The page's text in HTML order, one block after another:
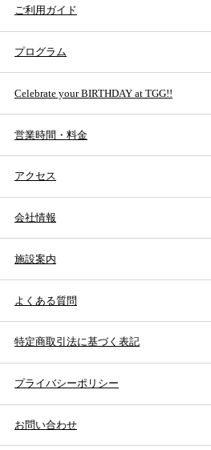
ご利用ガイド
プログラム
Celebrate your BIRTHDAY at TGG!!
営業時間・料金
アクセス
会社情報
施設案内
よくある質問
特定商取引法に基づく表記
プライバシーポリシー
お問い合わせ